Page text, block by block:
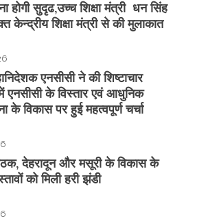
होगी सुदृढ,उच्च शिक्षा मंत्री धन सिंह
केन्द्रीय शिक्षा मंत्री से की मुलाकात
एनसीसी ने की शिष्टाचार
एनसीसी के विस्तार एवं आधुनिक
विकास पर हुई महत्वपूर्ण चर्चा
बैठक, देहरादून और मसूरी के विकास के
को मिली हरी झंडी